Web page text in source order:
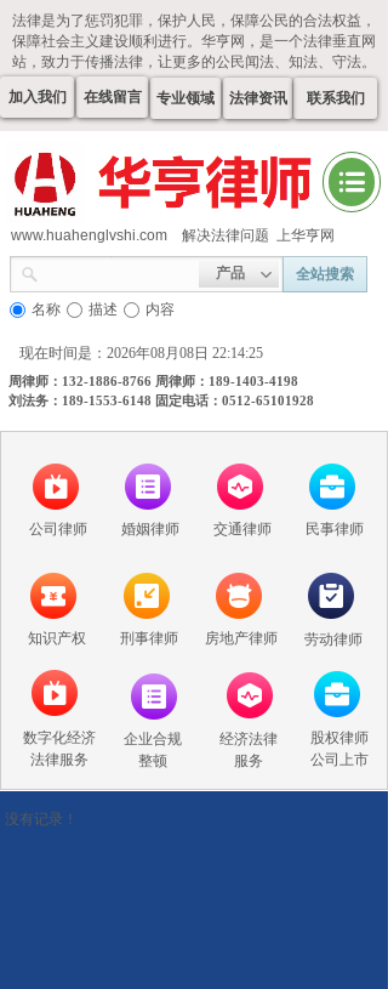
法律是为了惩罚犯罪，保护人民，保障公民的合法权益，
保障社会主义建设顺利进行。华亨网，是一个法律垂直网
站，致力于传播法律，让更多的公民闻法、知法、守法。
在线留言 专业领域 法律资讯 联系我们
加入我们
产品 全站搜索
名称 描述 内容
现在时间是：2026年08月08日 22:14:26
www.huahenglvshi.com 解决法律问题 上华亨网
周律师：132-1886-8766 周律师：189-1403-4198
刘法务：189-1553-6148 固定电话：0512-65101928
股权律师
公司上市
数字化经济
法律服务
经济法律
服务
企业合规
整顿
公司律师 婚姻律师 交通律师 民事律师
知识产权 刑事律师 房地产律师 劳动律师
没有记录！